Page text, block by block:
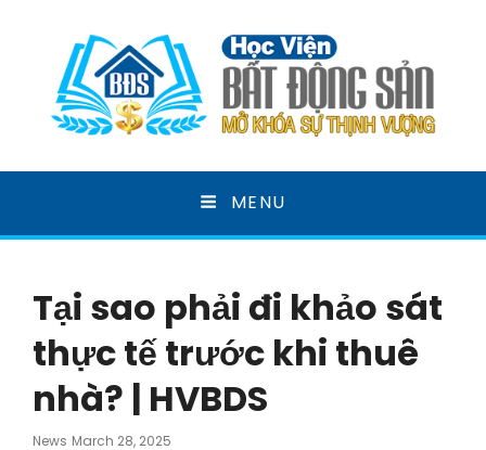
HỌC VIỆN BẤT ĐỘNG
SẢN
MENU
Tại sao phải đi khảo sát
thực tế trước khi thuê
nhà? | HVBDS
News Posted
March 28, 2025